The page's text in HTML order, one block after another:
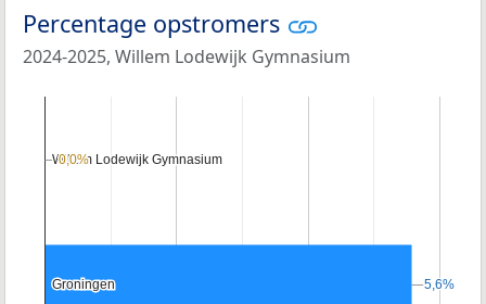
Percentage opstromers
2024-2025, Willem Lodewijk Gymnasium
Willem Lodewijk Gymnasium
Willem Lodewijk Gymnasium
Groningen
Groningen
0,0%
0,0%
5,6%
5,6%